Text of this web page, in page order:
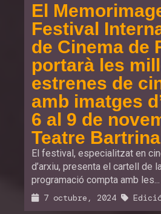
El
Festival
de Cinema de
portarà les
estrenes de
amb imatges
6 al 9 de
Teatre Bartrina
El festival, especialitzat en
d’arxiu, presenta el cartell de
programació compta amb les...
7 octubre, 2024